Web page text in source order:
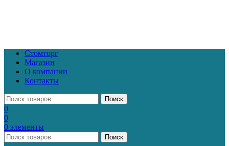
Стомторг
Магазин
О компании
Контакты
Поиск
0
0
0 элементы
Поиск